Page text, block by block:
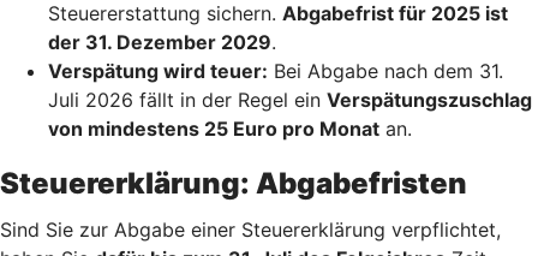
Steuererstattung sichern. Abgabefrist für 2025 ist
der 31. Dezember 2029.
Verspätung wird teuer: Bei Abgabe nach dem 31.
Juli 2026 fällt in der Regel ein Verspätungszuschlag
von mindestens 25 Euro pro Monat an.
Steuererklärung: Abgabefristen
Sind Sie zur Abgabe einer Steuererklärung verpflichtet,